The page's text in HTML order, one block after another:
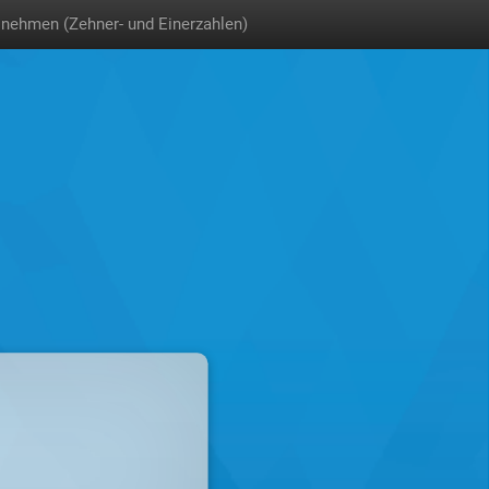
(Zehner- und Einerzahlen)